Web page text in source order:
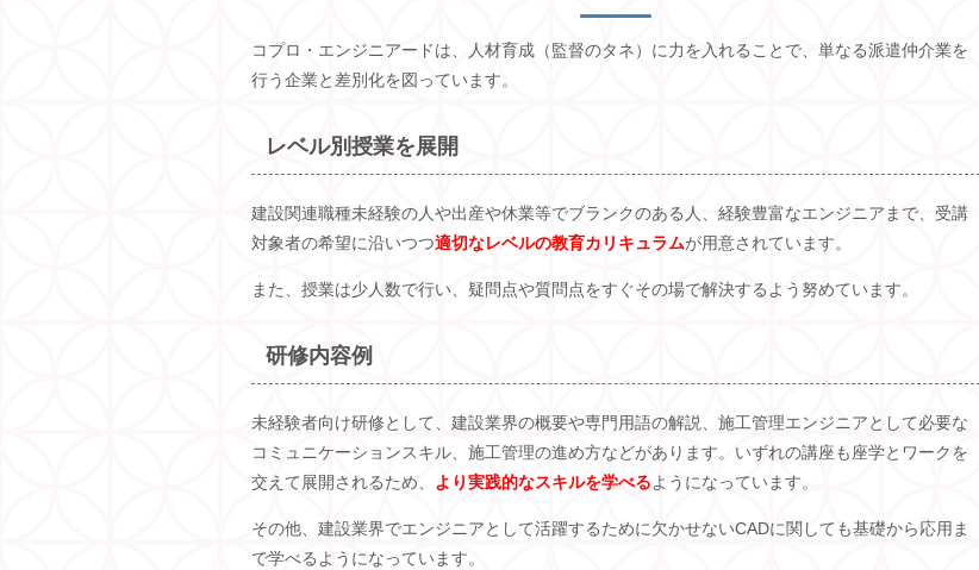
コプロ・エンジニアードは、人材育成（監督のタネ）に力を入れることで、単なる派遣仲介業を
行う企業と差別化を図っています。
レベル別授業を展開
建設関連職種未経験の人や出産や休業等でブランクのある人、経験豊富なエンジニアまで、受講
対象者の希望に沿いつつ適切なレベルの教育カリキュラムが用意されています。
また、授業は少人数で行い、疑問点や質問点をすぐその場で解決するよう努めています。
研修内容例
未経験者向け研修として、建設業界の概要や専門用語の解説、施工管理エンジニアとして必要な
コミュニケーションスキル、施工管理の進め方などがあります。いずれの講座も座学とワークを
交えて展開されるため、
より実践的なスキルを学べるようになっています。
その他、建設業界でエンジニアとして活躍するために欠かせないCADに関しても基礎から応用ま
で学べるようになっています。